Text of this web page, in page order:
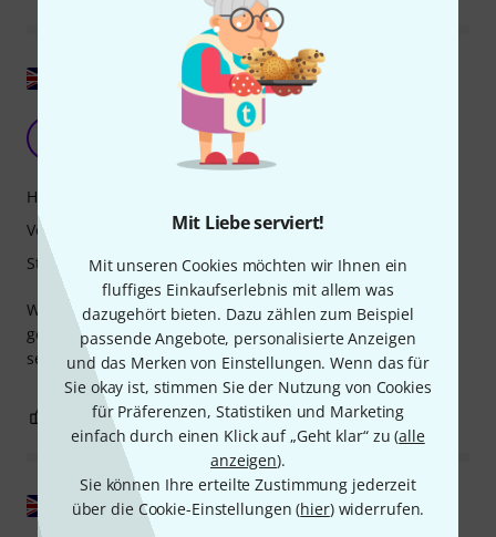
Mit Liebe serviert!
Mit unseren Cookies möchten wir Ihnen ein
fluffiges Einkaufserlebnis mit allem was
dazugehört bieten. Dazu zählen zum Beispiel
passende Angebote, personalisierte Anzeigen
und das Merken von Einstellungen. Wenn das für
Sie okay ist, stimmen Sie der Nutzung von Cookies
für Präferenzen, Statistiken und Marketing
einfach durch einen Klick auf „Geht klar“ zu (alle
anzeigen).
Sie können Ihre erteilte Zustimmung jederzeit
über die Cookie-Einstellungen (hier) widerrufen.
Leshen 16.11.2021
Wunderschön, elegant, aus hochwertigen Materialien
gefertigt und federleicht! Bequeme Gurte, vermittelt ein
sehr sicheres Gefühl. Absolut empfehlenswert!
Handling
Verarbeitung
Stabilität
0 BEWERTUNG MELDEN
Original zeigen